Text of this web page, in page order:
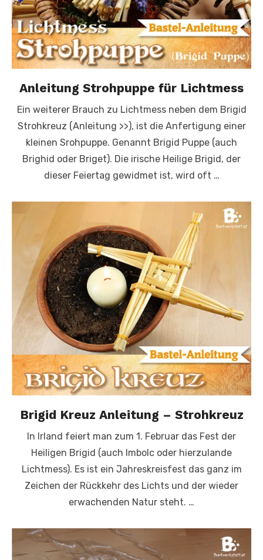
Anleitung Strohpuppe für Lichtmess
Ein weiterer Brauch zu Lichtmess neben dem Brigid
Strohkreuz (Anleitung >>), ist die Anfertigung einer
kleinen Srohpuppe. Genannt Brigid Puppe (auch
Brighid oder Briget). Die irische Heilige Brigid, der
dieser Feiertag gewidmet ist, wird oft …
Brigid Kreuz Anleitung – Strohkreuz
In Irland feiert man zum 1. Februar das Fest der
Heiligen Brigid (auch Imbolc oder hierzulande
Lichtmess). Es ist ein Jahreskreisfest das ganz im
Zeichen der Rückkehr des Lichts und der wieder
erwachenden Natur steht. …